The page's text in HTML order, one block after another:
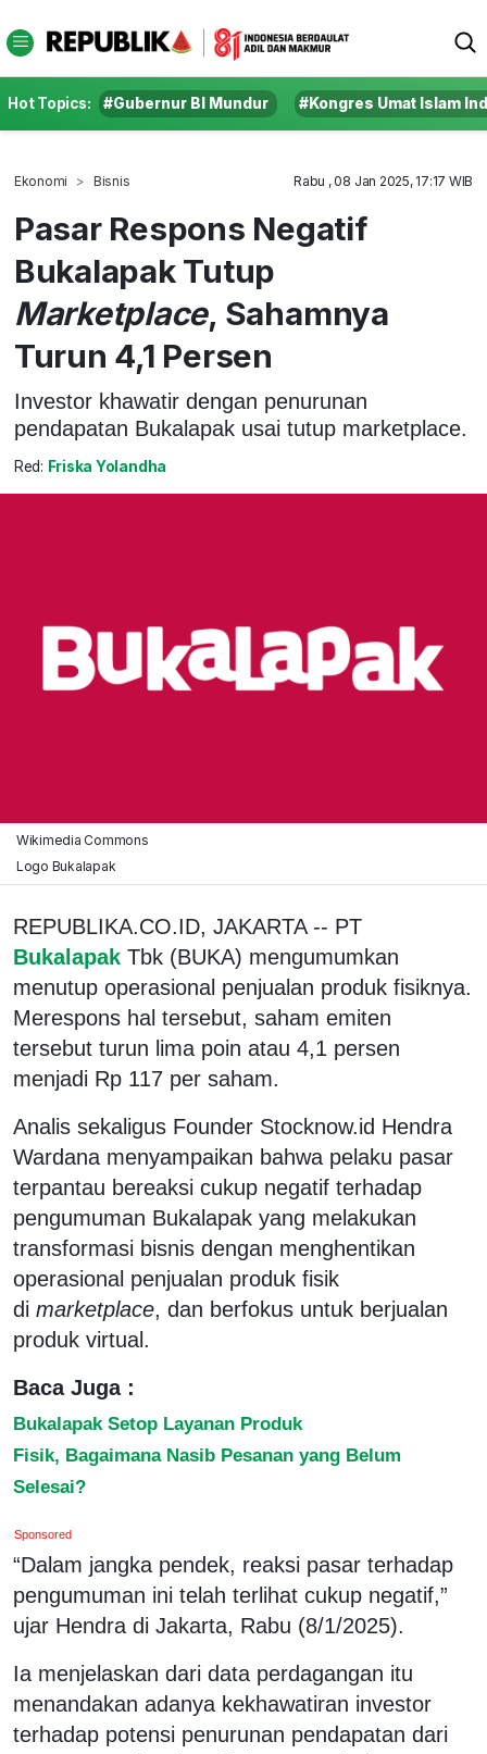
Hot Topics: #Gubernur BI Mundur #Kongres Umat Islam
Ekonomi Bisnis Rabu , 08 Jan 2025, 17:17 WIB
Pasar Respons Negatif
Bukalapak Tutup
Marketplace, Sahamnya
Turun 4,1 Persen
Investor khawatir dengan penurunan
pendapatan Bukalapak usai tutup marketplace.
Red: Friska Yolandha
Wikimedia Commons
Logo Bukalapak
REPUBLIKA.CO.ID, JAKARTA -- PT
Bukalapak Tbk (BUKA) mengumumkan
menutup operasional penjualan produk fisiknya.
Merespons hal tersebut, saham emiten
tersebut turun lima poin atau 4,1 persen
menjadi Rp 117 per saham.
Analis sekaligus Founder Stocknow.id Hendra
Wardana menyampaikan bahwa pelaku pasar
terpantau bereaksi cukup negatif terhadap
pengumuman Bukalapak yang melakukan
transformasi bisnis dengan menghentikan
operasional penjualan produk fisik
di marketplace, dan berfokus untuk berjualan
produk virtual.
Baca Juga :
Bukalapak Setop Layanan Produk
Fisik, Bagaimana Nasib Pesanan yang Belum
Selesai?
Sponsored
“Dalam jangka pendek, reaksi pasar terhadap
pengumuman ini telah terlihat cukup negatif,”
ujar Hendra di Jakarta, Rabu (8/1/2025).
Ia menjelaskan dari data perdagangan itu
menandakan adanya kekhawatiran investor
terhadap potensi penurunan pendapatan dari